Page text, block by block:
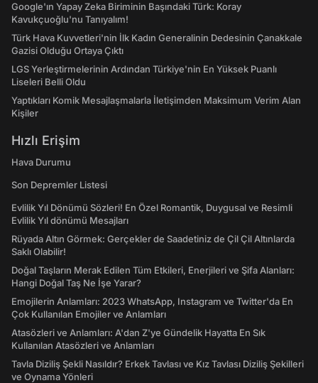
Google'ın Yapay Zeka Biriminin Başındaki Türk: Koray
Kavukçuoğlu'nu Tanıyalım!
Türk Hava Kuvvetleri'nin İlk Kadın Generalinin Dedesinin Çanakkale
Gazisi Olduğu Ortaya Çıktı
LGS Yerleştirmelerinin Ardından Türkiye'nin En Yüksek Puanlı
Liseleri Belli Oldu
Yaptıkları Komik Mesajlaşmalarla İletişimden Maksimum Verim Alan
Kişiler
Hızlı Erişim
Hava Durumu
Son Depremler Listesi
Evlilik Yıl Dönümü Sözleri! En Özel Romantik, Duygusal ve Resimli
Evlilik Yıl dönümü Mesajları
Rüyada Altın Görmek: Gerçekler de Saadetiniz de Çil Çil Altınlarda
Saklı Olabilir!
Doğal Taşların Merak Edilen Tüm Etkileri, Enerjileri ve Şifa Alanları:
Hangi Doğal Taş Ne İşe Yarar?
Emojilerin Anlamları: 2023 WhatsApp, Instagram ve Twitter'da En
Çok Kullanılan Emojiler ve Anlamları
Atasözleri ve Anlamları: A'dan Z'ye Gündelik Hayatta En Sık
Kullanılan Atasözleri ve Anlamları
Tavla Diziliş Şekli Nasıldır? Erkek Tavlası ve Kız Tavlası Diziliş Şekilleri
ve Oynama Yönleri